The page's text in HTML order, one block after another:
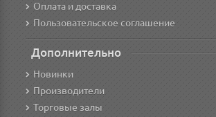
Оплата и доставка
Пользовательское соглашение
Дополнительно
Новинки
Производители
Торговые залы